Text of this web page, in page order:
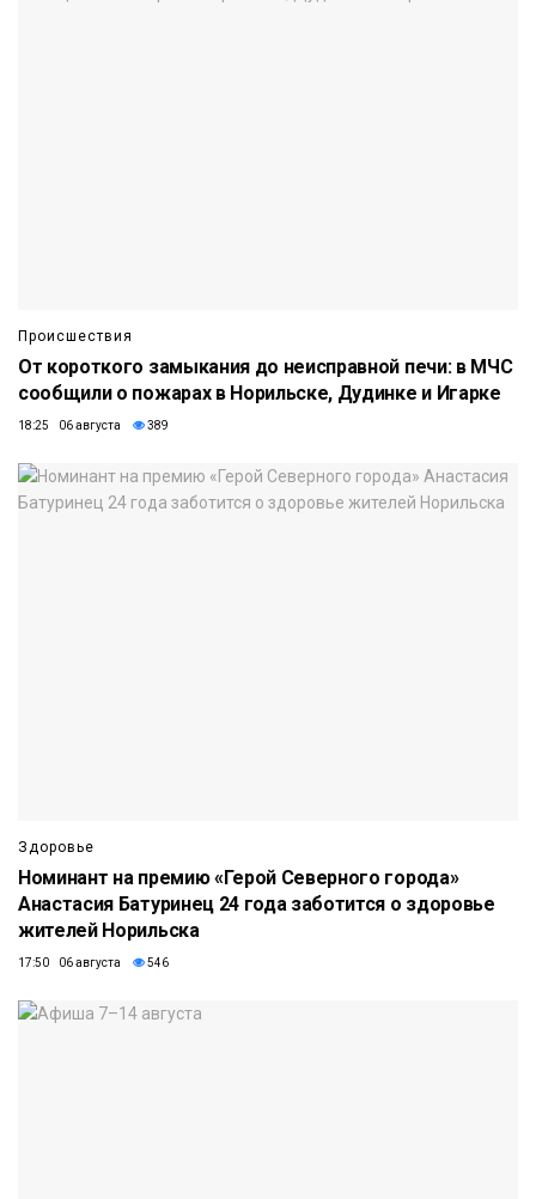
Происшествия
От короткого замыкания до неисправной печи: в МЧС
сообщили о пожарах в Норильске, Дудинке и Игарке
18:25 06 августа 389
Здоровье
Номинант на премию «Герой Северного города»
Анастасия Батуринец 24 года заботится о здоровье
жителей Норильска
17:50 06 августа 546